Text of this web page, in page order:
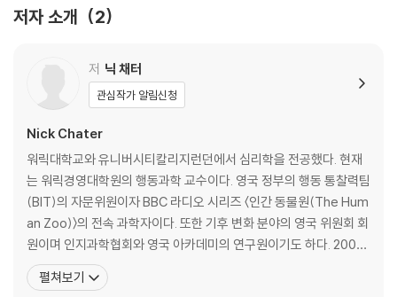
뿐만 아니라 역사, 생물학, 물리학, 수학 등 매우 광범위한 분야의 지식이
공지능이 왜 ‘언어’ 앞에서 인간지능을 이길 수 없는지 믿을 수 없이 방대한
언어의 발전 과정을 예로 들며 체계적으로 밝혀나간다. 언어를 통한 인류
What is language?
Why do we have it?
Why does that matter?
Language is perhaps humanity's most astonishing accomplish
ment and one that remains poorly understood.
저자 소개 2
저 닉 채터
관심작가 알림신청
Nick Chater
워릭대학교와 유니버시티칼리지런던에서 심리학을 전공했다. 현재
는 워릭경영대학원의 행동과학 교수이다. 영국 정부의 행동 통찰력팀
(BIT)의 자문위원이자 BBC 라디오 시리즈 〈인간 동물원(The Hum
an Zoo)〉의 전속 과학자이다. 또한 기후 변화 분야의 영국 위원회 회
원이며 인지과학협회와 영국 아카데미의 연구원이기도 하다. 200개
가 넘는 출판물을 냈으며 심리 연구 부문에서 4개의 상을 받았다. 인
지과학, 심리학 관련 여러 과학 저널의 부편집장을 역임했다. 저서로
펼쳐보기